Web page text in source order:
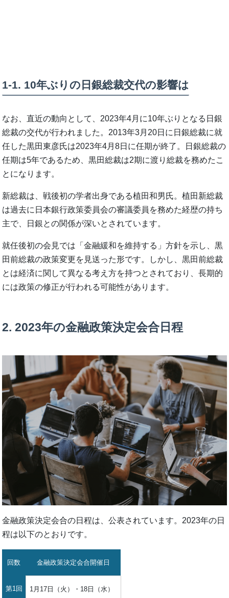
1-1. 10年ぶりの日銀総裁交代の影響は
なお、直近の動向として、2023年4月に10年ぶりとなる日銀
総裁の交代が行われました。2013年3月20日に日銀総裁に就
任した黒田東彦氏は2023年4月8日に任期が終了。日銀総裁の
任期は5年であるため、黒田総裁は2期に渡り総裁を務めたこ
とになります。
新総裁は、戦後初の学者出身である植田和男氏。植田新総裁
は過去に日本銀行政策委員会の審議委員を務めた経歴の持ち
主で、日銀との関係が深いとされています。
就任後初の会見では「金融緩和を維持する」方針を示し、黒
田前総裁の政策変更を見送った形です。しかし、黒田前総裁
とは経済に関して異なる考え方を持つとされており、長期的
には政策の修正が行われる可能性があります。
2. 2023年の金融政策決定会合日程
金融政策決定会合の日程は、公表されています。2023年の日
程は以下のとおりです。
回数 金融政策決定会合開催日
第1回 1月17日（火）・18日（水）